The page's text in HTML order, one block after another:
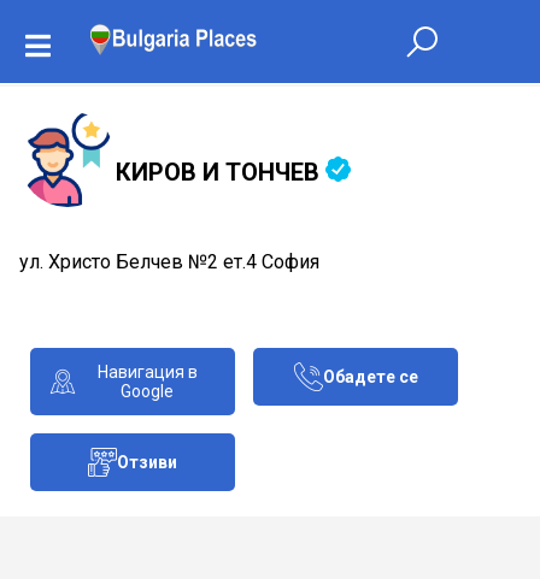
КИРОВ И ТОНЧЕВ
ул. Христо Белчев №2 ет.4 София
Навигация в
Google
Обадете се
Отзиви